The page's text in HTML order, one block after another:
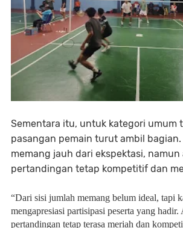
Sementara itu, untuk kategori umum
pasangan pemain turut ambil
memang jauh dari ekspektasi,
pertandingan tetap kompetitif dan
“Dari sisi jumlah memang belum ideal, tapi
mengapresiasi partisipasi peserta yang hadir.
pertandingan tetap terasa meriah dan